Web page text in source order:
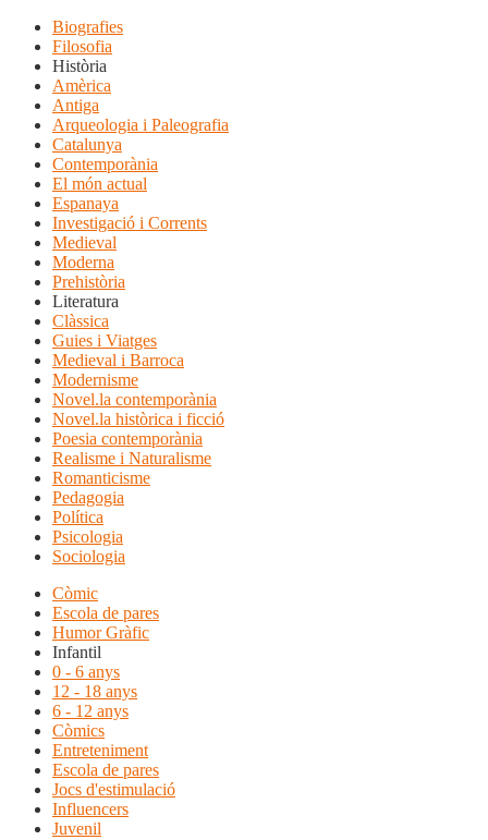
Biografies
Filosofia
Història
Amèrica
Antiga
Arqueologia i Paleografia
Catalunya
Contemporània
El món actual
Espanaya
Investigació i Corrents
Medieval
Moderna
Prehistòria
Literatura
Clàssica
Guies i Viatges
Medieval i Barroca
Modernisme
Novel.la contemporània
Novel.la històrica i ficció
Poesia contemporània
Realisme i Naturalisme
Romanticisme
Pedagogia
Política
Psicologia
Sociologia
Còmic
Escola de pares
Humor Gràfic
Infantil
0 - 6 anys
12 - 18 anys
6 - 12 anys
Còmics
Entreteniment
Escola de pares
Jocs d'estimulació
Influencers
Juvenil